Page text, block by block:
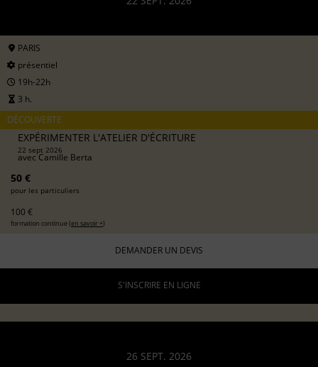
PARIS
présentiel
19h-22h
3 h.
DÉCOUVERTE
EXPÉRIMENTER L'ATELIER D'ÉCRITURE
22 sept 2026
avecCamille Berta
50 €
pour les particuliers
100 €
formation continue (en savoir +)
DEMANDER UN DEVIS
S'INSCRIRE EN LIGNE
26 SEPT. 2026